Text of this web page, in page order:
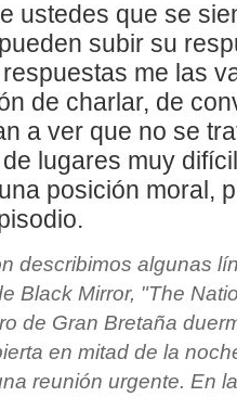
ustedes que se
subir su
me las
de charlar, de
a ver que no se
lugares muy
posición moral,
describimos algunas
Black Mirror, "The
de Gran Bretaña
en mitad de la
reunión urgente. En